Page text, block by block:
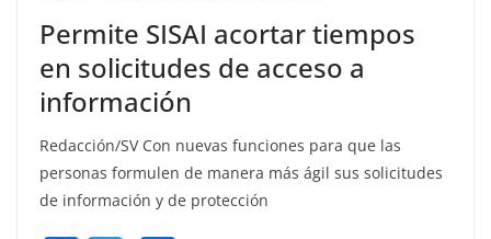
Permite SISAI acortar tiempos
en solicitudes de acceso a
información
Redacción/SV Con nuevas funciones para que las
personas formulen de manera más ágil sus solicitudes
de información y de protección